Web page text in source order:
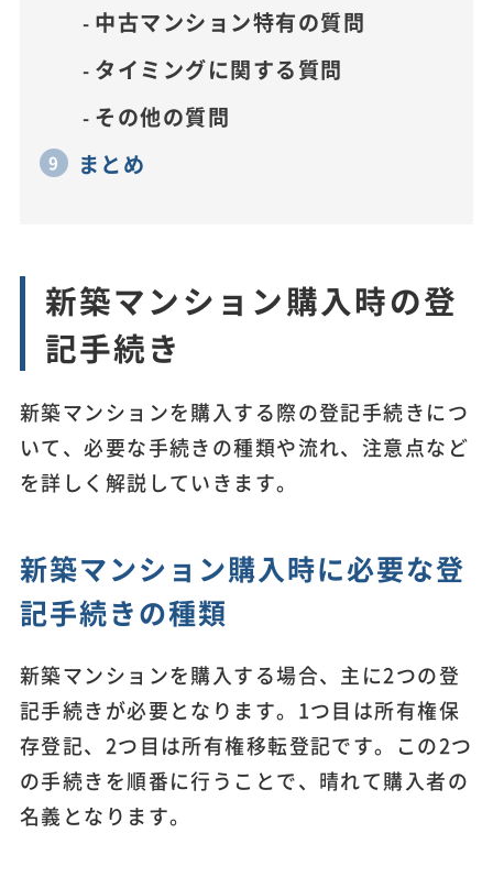
中古マンション特有の質問
タイミングに関する質問
その他の質問
まとめ
新築マンション購入時の登
記手続き
新築マンションを購入する際の登記手続きにつ
いて、必要な手続きの種類や流れ、注意点など
を詳しく解説していきます。
新築マンション購入時に必要な登
記手続きの種類
新築マンションを購入する場合、主に2つの登
記手続きが必要となります。1つ目は所有権保
存登記、2つ目は所有権移転登記です。この2つ
の手続きを順番に行うことで、晴れて購入者の
名義となります。